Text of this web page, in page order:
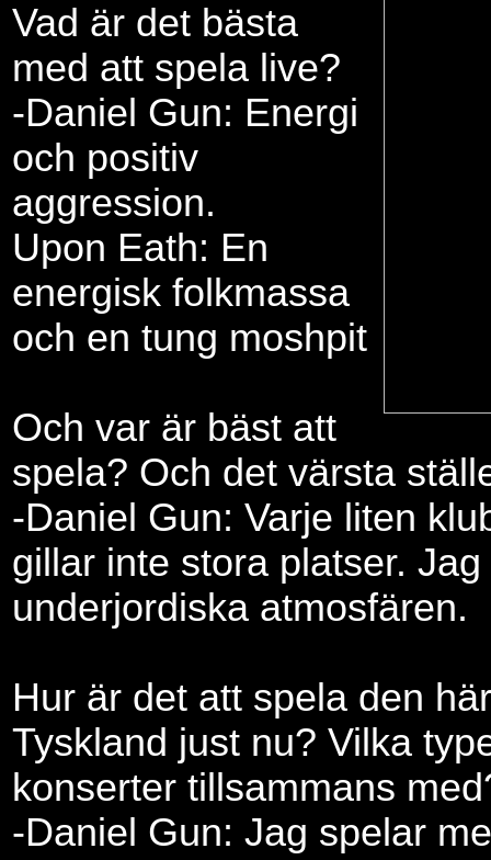
Vad är det bästa
med att spela live?
-Daniel Gun: Energi
och positiv
aggression.
Upon Eath: En
energisk folkmassa
och en tung moshpit
Och var är bäst att
spela? Och det värsta
-Daniel Gun: Varje liten
gillar inte stora platser.
underjordiska atmosfären.
Hur är det att spela den
Tyskland just nu? Vilka
konserter tillsammans
-Daniel Gun: Jag spelar